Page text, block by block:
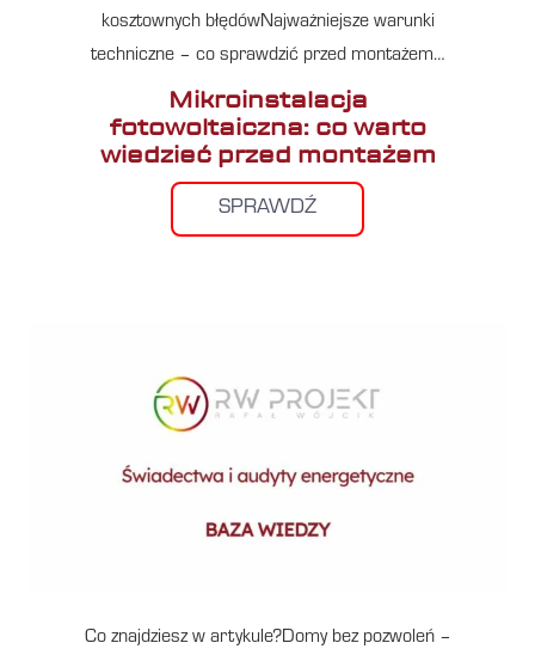
kosztownych błędówNajważniejsze warunki
techniczne – co sprawdzić przed montażem…
Mikroinstalacja
fotowoltaiczna: co warto
wiedzieć przed montażem
SPRAWDŹ
Co znajdziesz w artykule?Domy bez pozwoleń –